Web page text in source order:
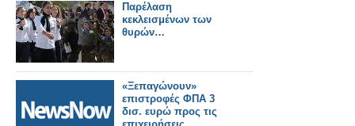
Παρέλαση
κεκλεισμένων των
θυρών…
«Ξεπαγώνουν»
επιστροφές ΦΠΑ 3
δισ. ευρώ προς τις